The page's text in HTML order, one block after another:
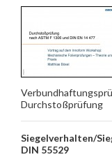
Durchstoßprüfung
Siegelverhalten/
DIN 55529